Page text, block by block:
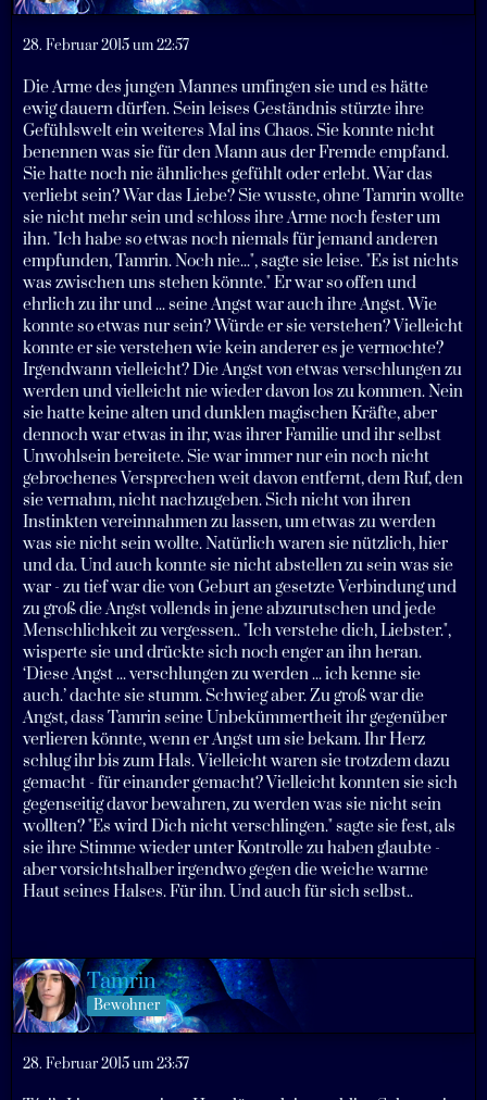
28. Februar 2015 um 22:57
Die Arme des jungen Mannes umfingen sie und es hätte
ewig dauern dürfen. Sein leises Geständnis stürzte ihre
Gefühlswelt ein weiteres Mal ins Chaos. Sie konnte nicht
benennen was sie für den Mann aus der Fremde empfand.
Sie hatte noch nie ähnliches gefühlt oder erlebt. War das
verliebt sein? War das Liebe? Sie wusste, ohne Tamrin wollte
sie nicht mehr sein und schloss ihre Arme noch fester um
ihn. "Ich habe so etwas noch niemals für jemand anderen
empfunden, Tamrin. Noch nie...", sagte sie leise. "Es ist nichts
was zwischen uns stehen könnte." Er war so offen und
ehrlich zu ihr und ... seine Angst war auch ihre Angst. Wie
konnte so etwas nur sein? Würde er sie verstehen? Vielleicht
konnte er sie verstehen wie kein anderer es je vermochte?
Irgendwann vielleicht? Die Angst von etwas verschlungen zu
werden und vielleicht nie wieder davon los zu kommen. Nein
sie hatte keine alten und dunklen magischen Kräfte, aber
dennoch war etwas in ihr, was ihrer Familie und ihr selbst
Unwohlsein bereitete. Sie war immer nur ein noch nicht
gebrochenes Versprechen weit davon entfernt, dem Ruf, den
sie vernahm, nicht nachzugeben. Sich nicht von ihren
Instinkten vereinnahmen zu lassen, um etwas zu werden
was sie nicht sein wollte. Natürlich waren sie nützlich, hier
und da. Und auch konnte sie nicht abstellen zu sein was sie
war - zu tief war die von Geburt an gesetzte Verbindung und
zu groß die Angst vollends in jene abzurutschen und jede
Menschlichkeit zu vergessen.. "Ich verstehe dich, Liebster.",
wisperte sie und drückte sich noch enger an ihn heran.
‘Diese Angst ... verschlungen zu werden ... ich kenne sie
auch.’ dachte sie stumm. Schwieg aber. Zu groß war die
Angst, dass Tamrin seine Unbekümmertheit ihr gegenüber
verlieren könnte, wenn er Angst um sie bekam. Ihr Herz
schlug ihr bis zum Hals. Vielleicht waren sie trotzdem dazu
gemacht - für einander gemacht? Vielleicht konnten sie sich
gegenseitig davor bewahren, zu werden was sie nicht sein
wollten? "Es wird Dich nicht verschlingen." sagte sie fest, als
sie ihre Stimme wieder unter Kontrolle zu haben glaubte -
aber vorsichtshalber irgendwo gegen die weiche warme
Haut seines Halses. Für ihn. Und auch für sich selbst..
Tamrin
Bewohner
28. Februar 2015 um 23:57